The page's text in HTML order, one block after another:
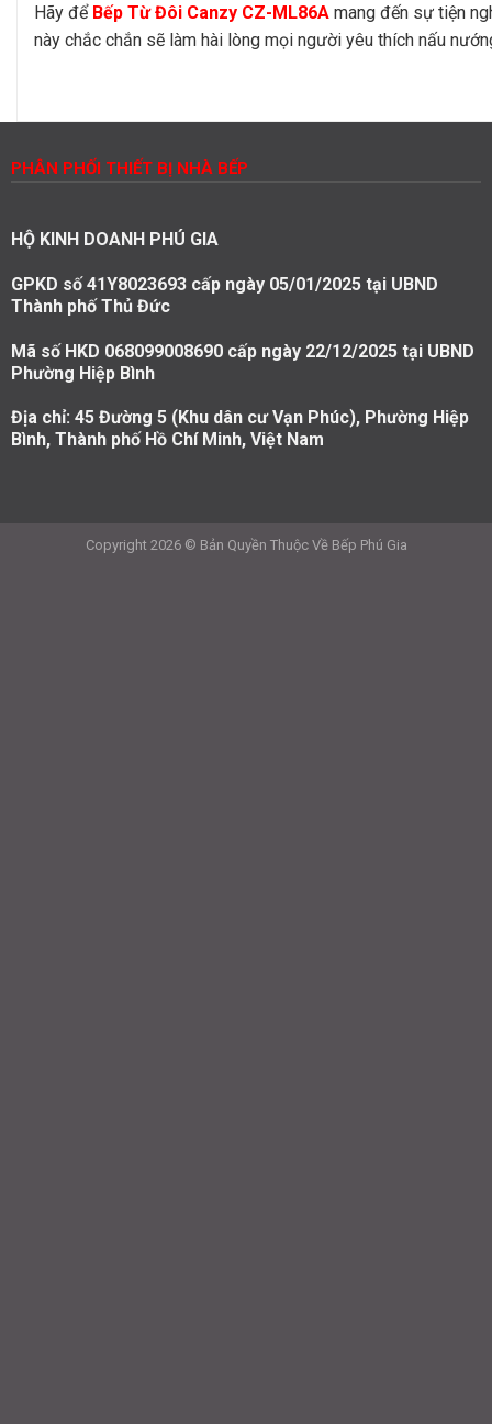
Hãy để Bếp Từ Đôi Canzy CZ-ML86A mang đến sự tiện
này chắc chắn sẽ làm hài lòng mọi người yêu thích nấu
PHÂN PHỐI THIẾT BỊ NHÀ BẾP
HỘ KINH DOANH PHÚ GIA
GPKD số 41Y8023693 cấp ngày 05/01/2025 tại UBND
Thành phố Thủ Đức
Mã số HKD 068099008690 cấp ngày 22/12/2025 tại UBND
Phường Hiệp Bình
Địa chỉ: 45 Đường 5 (Khu dân cư Vạn Phúc), Phường Hiệp
Bình, Thành phố Hồ Chí Minh, Việt Nam
Copyright 2026 © Bản Quyền Thuộc Về Bếp Phú Gia